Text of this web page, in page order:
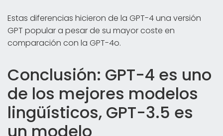
Estas diferencias hicieron de la GPT-4 una versión
GPT popular a pesar de su mayor coste en
comparación con la GPT-4o.
Conclusión: GPT-4 es uno
de los mejores modelos
lingüísticos, GPT-3.5 es
un modelo